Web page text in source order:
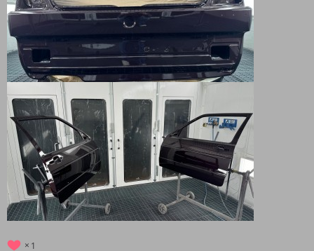
1